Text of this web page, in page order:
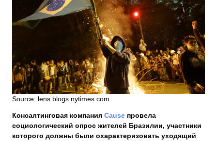
Source: lens.blogs.nytimes com.
Консалтинговая компания Cause провела
социологический опрос жителей Бразилии, участники
которого должны были охарактеризовать уходящий